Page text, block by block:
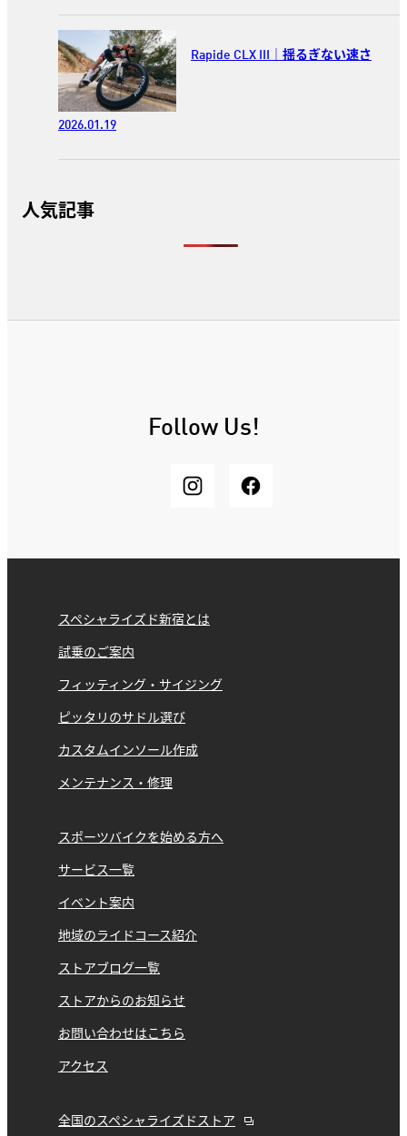
Rapide CLX III｜揺るぎない速さ
2026.01.19
人気記事
Follow Us!
スペシャライズド新宿とは
試乗のご案内
フィッティング・サイジング
ピッタリのサドル選び
カスタムインソール作成
メンテナンス・修理
スポーツバイクを始める方へ
サービス一覧
イベント案内
地域のライドコース紹介
ストアブログ一覧
ストアからのお知らせ
お問い合わせはこちら
アクセス
全国のスペシャライズドストア